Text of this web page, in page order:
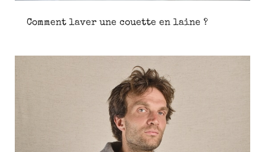
Comment laver une couette en laine ?